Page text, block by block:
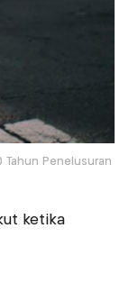
Tahun Penelusuran
ketika